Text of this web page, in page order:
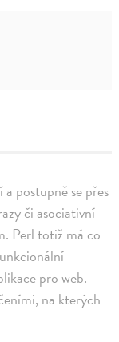
postupně se přes
či asociativní
Perl totiž má co
pro web.
na kterých